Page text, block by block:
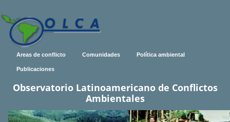
Areas de conflicto Comunidades Política ambiental
Publicaciones
Observatorio Latinoamericano de Conflictos
Ambientales